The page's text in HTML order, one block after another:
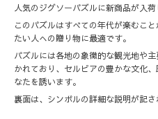
人気のジグソーパズルに新商品が入荷
このパズルはすべての年代が楽むこ
たい人への贈り物に最適です。
パズルには各地の象徴的な観光地や
かれており、セルビアの豊かな文化
なたを誘います。
裏面は、シンボルの詳細な説明が記さ